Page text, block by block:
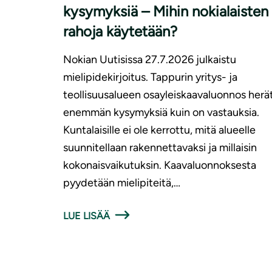
kysymyksiä – Mihin nokialaisten
rahoja käytetään?
Nokian Uutisissa 27.7.2026 julkaistu
mielipidekirjoitus. Tappurin yritys- ja
teollisuusalueen osayleiskaavaluonnos
enemmän kysymyksiä kuin on vastauksia.
Kuntalaisille ei ole kerrottu, mitä alueelle
suunnitellaan rakennettavaksi ja millaisin
kokonaisvaikutuksin. Kaavaluonnoksesta
pyydetään mielipiteitä,…
LUE LISÄÄ